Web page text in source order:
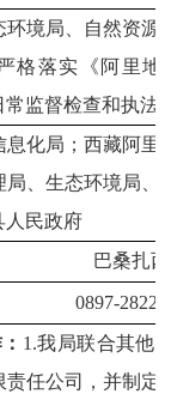
环境局、自然资源
格落实《阿里地
常监督检查和执法
息化局；西藏阿里
局、生态环境局、
人民政府
巴桑扎西
0897-
1.我局联合其他
责任公司，并制定